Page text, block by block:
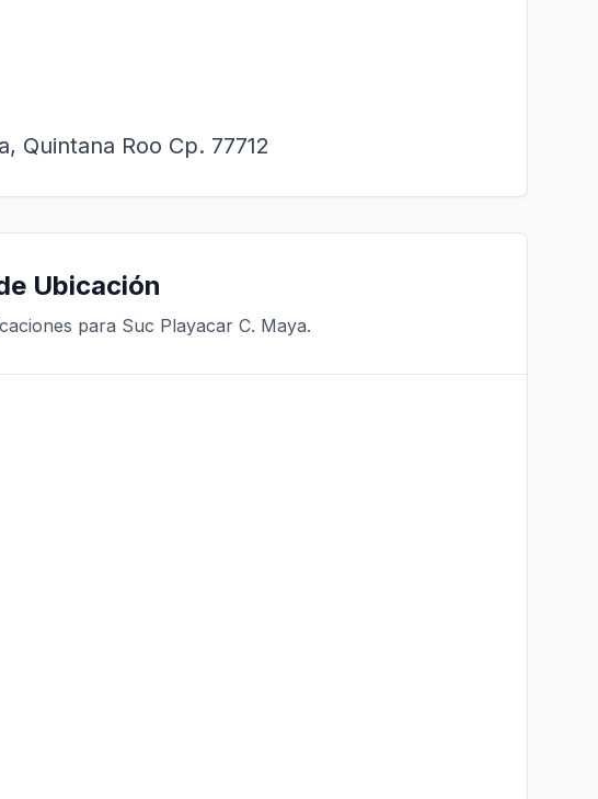
Quintana Roo Cp. 77712
Ubicación
para Suc Playacar C. Maya.